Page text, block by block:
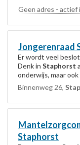
aan de gemeente.
Geen adres - actief
Jongerenraad
Er wordt veel
Denk in Staphorst
onderwijs, maar
moeten er komen.
Binnenweg 26,
Staphorst